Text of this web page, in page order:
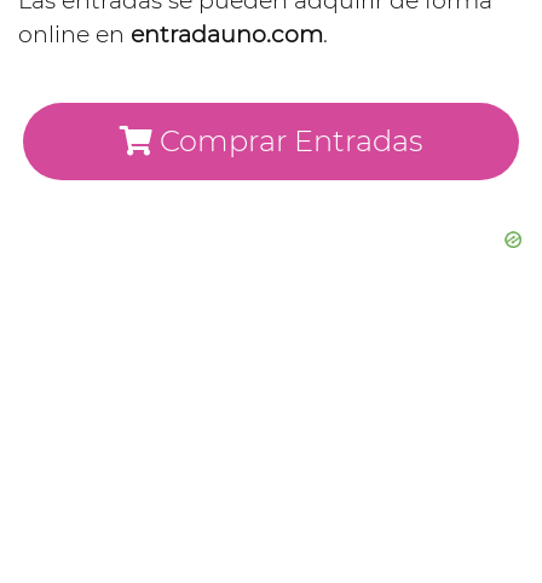
online en entradauno.com.
Comprar Entradas